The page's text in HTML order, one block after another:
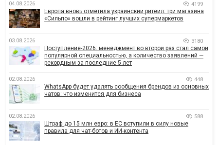
04.08.2026 4199
Европа вновь отметила украинский ритейл: три магазина
«Сильпо» вошли в рейтинг лучших супермаркетов
03.08.2026 3180
Поступление-2026: менеджмент во второй раз стал самой
популярной специальностью, а количество заявлений —
рекордным за последние 5 лет
02.08.2026 448
WhatsApp будет удалять сообщения брендов из основных
чатов: что изменится для бизнеса
02.08.2026 588
Штраф до 15 млн евро: в ЕС вступили в силу новые
правила для чат-ботов и ИИ-контента